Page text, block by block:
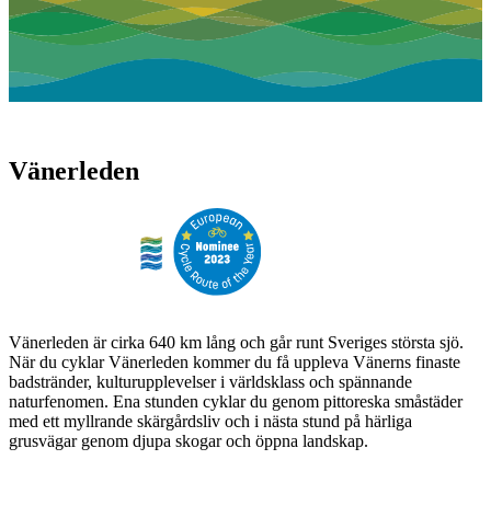
Vänerleden
Vänerleden är cirka 640 km lång och går runt Sveriges största sjö.
När du cyklar Vänerleden kommer du få uppleva Vänerns finaste
badstränder, kulturupplevelser i världsklass och spännande
naturfenomen. Ena stunden cyklar du genom pittoreska småstäder
med ett myllrande skärgårdsliv och i nästa stund på härliga
grusvägar genom djupa skogar och öppna landskap.